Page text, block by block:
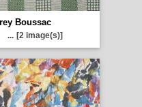
Boussac
... [2 image(s)]